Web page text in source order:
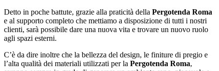
Detto in poche battute, grazie alla praticità della Pergotenda Roma
e al supporto completo che mettiamo a disposizione di tutti i nostri
clienti, sarà possibile dare una nuova vita e trovare un nuovo ruolo
agli spazi esterni.
C’è da dire inoltre che la bellezza del design, le finiture di pregio e
l’alta qualità dei materiali utilizzati per la Pergotenda Roma,